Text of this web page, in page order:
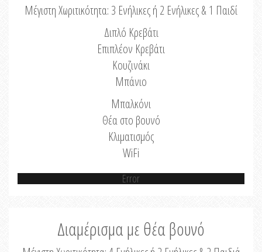
Μέγιστη Χωριτικότητα: 3 Ενήλικες ή 2 Ενήλικες & 1 Παιδί
Διπλό Κρεβάτι
Επιπλέον Κρεβάτι
Κουζινάκι
Μπάνιο
Μπαλκόνι
Θέα στο βουνό
Κλιματισμός
WiFi
Error
Διαμέρισμα με θέα βουνό